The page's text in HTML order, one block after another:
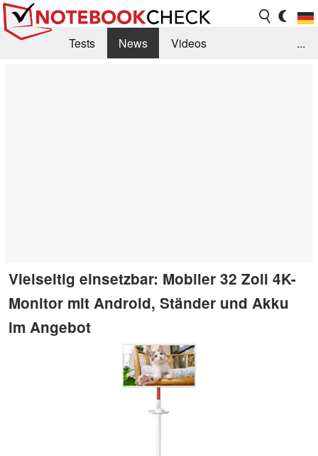
Tests News
Videos
...
Vielseitig einsetzbar: Mobiler 32 Zoll 4K-
Monitor mit Android, Ständer und Akku
im Angebot